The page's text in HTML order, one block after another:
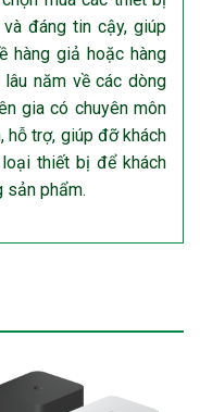
đáng tin cậy, giúp
hàng giả hoặc hàng
năm về các dòng
gia có chuyên môn
hỗ trợ, giúp đỡ khách
thiết bị để khách
sản phẩm.